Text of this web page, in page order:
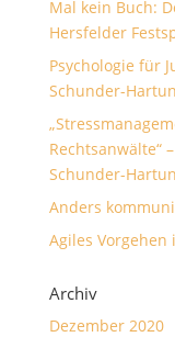
Mal kein Buch:
Hersfelder
Psychologie für
Schunder-
Rechtsanwälte“
Schunder-
Anders
Agiles Vorgehen
Archiv
Dezember 2020